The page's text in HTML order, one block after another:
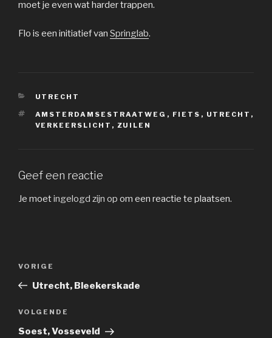
moet je even wat harder trappen.
Flo is een initiatief van Springlab.
CATEGORIEËN
UTRECHT
TAGS
AMSTERDAMSESTRAATWEG , FIETS , UTRECHT ,
VERKEERSLICHT , ZUILEN
Geef een reactie
Je moetingelogd zijn op om een reactie te plaatsen.
Vorig
bericht
VORIGE
Utrecht, Bleekerskade
Volgend
bericht
VOLGENDE
Soest, Vosseveld